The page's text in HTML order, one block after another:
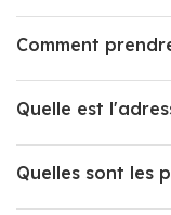
Comment
Quelle est
Quelles sont les